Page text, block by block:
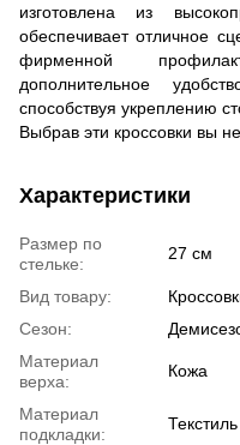
изготовлена ​​из
обеспечивает отличное
фирменной
дополнительное
способствуя укреплению
Выбрав эти кроссовки вы
Характеристики
Размер по
стельке:
27 см
Вид товару:
Сезон:
Материал
верха:
Кожа
Материал
подкладки:
Текстиль